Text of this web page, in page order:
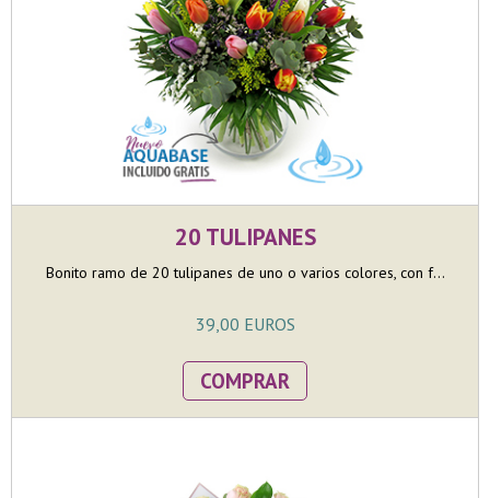
20 TULIPANES
Bonito ramo de 20 tulipanes de uno o varios colores, con f...
39,00 EUROS
COMPRAR